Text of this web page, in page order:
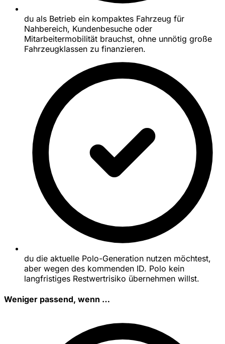
du als Betrieb ein kompaktes Fahrzeug für
Nahbereich, Kundenbesuche oder
Mitarbeitermobilität brauchst, ohne unnötig große
Fahrzeugklassen zu finanzieren.
du die aktuelle Polo-Generation nutzen möchtest,
aber wegen des kommenden ID. Polo kein
langfristiges Restwertrisiko übernehmen willst.
Weniger passend, wenn …